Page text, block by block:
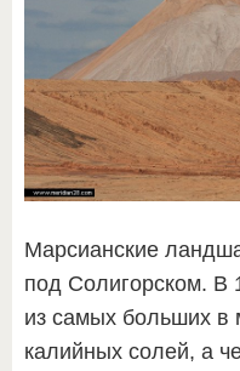
Марсианские
под Солигорском. В
из самых больших в
калийных солей, а